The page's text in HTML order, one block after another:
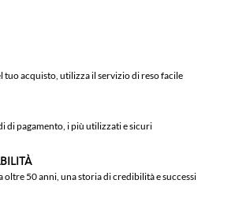
tuo acquisto, utilizza il servizio di reso facile
di pagamento, i più utilizzati e sicuri
oltre 50 anni, una storia di credibilità e successi